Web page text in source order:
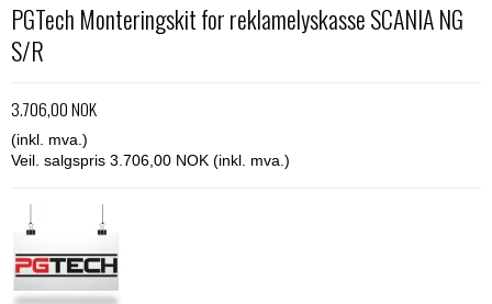
PGTech Monteringskit for reklamelyskasse SCANIA NG
S/R
3.706,00 NOK
(inkl. mva.)
Veil. salgspris 3.706,00 NOK (inkl. mva.)